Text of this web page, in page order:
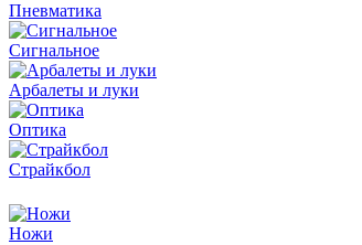
Пневматика
Сигнальное
Арбалеты и луки
Оптика
Страйкбол
Ножи